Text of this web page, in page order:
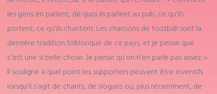
les gens en parlent, de quoi ils parlent au pub, ce qu’ils
portent, ce qu’ils chantent. Les chansons de football sont la
dernière tradition folklorique de ce pays, et je pense que
c’est une si belle chose. Je pense qu’on n’en parle pas assez. »
Il souligne à quel point les supporters peuvent être inventifs
lorsqu’il s’agit de chants, de slogans ou, plus récemment, de